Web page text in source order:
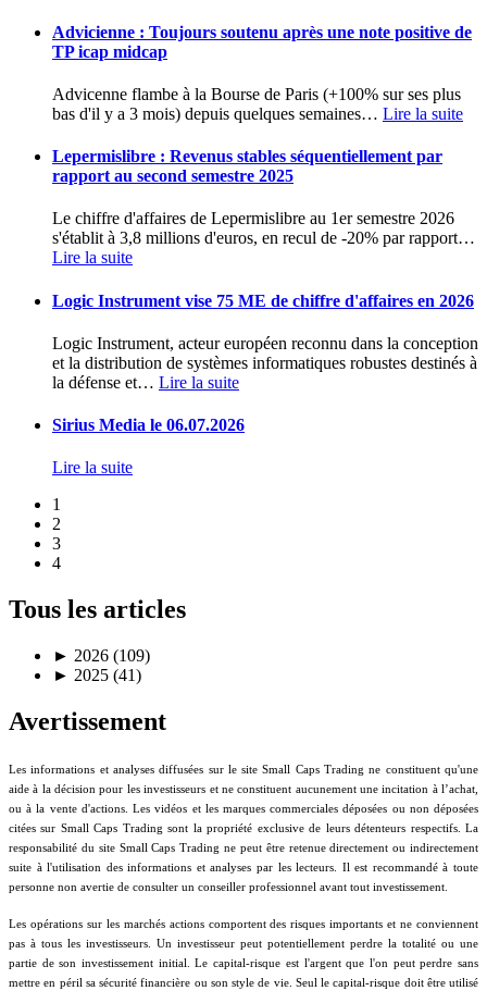
Advicienne : Toujours soutenu après une note positive de
TP icap midcap
Advicenne flambe à la Bourse de Paris (+100% sur ses plus
bas d'il y a 3 mois) depuis quelques semaines… Lire la suite
Lepermislibre : Revenus stables séquentiellement par
rapport au second semestre 2025
Le chiffre d'affaires de Lepermislibre au 1er semestre 2026
s'établit à 3,8 millions d'euros, en recul de -20% par rapport…
Lire la suite
Logic Instrument vise 75 ME de chiffre d'affaires en 2026
Logic Instrument, acteur européen reconnu dans la conception
et la distribution de systèmes informatiques robustes destinés à
la défense et… Lire la suite
Sirius Media le 06.07.2026
Lire la suite
1
2
3
4
Tous les articles
► 2026 (109)
► 2025 (41)
Avertissement
Les informations et analyses diffusées sur le site Small Caps Trading ne constituent qu'une
aide à la décision pour les investisseurs et ne constituent aucunement une incitation à l’achat,
ou à la vente d'actions. Les vidéos et les marques commerciales déposées ou non déposées
citées sur Small Caps Trading sont la propriété exclusive de leurs détenteurs respectifs. La
responsabilité du site Small Caps Trading ne peut être retenue directement ou indirectement
suite à l'utilisation des informations et analyses par les lecteurs. Il est recommandé à toute
personne non avertie de consulter un conseiller professionnel avant tout investissement.
Les opérations sur les marchés actions comportent des risques importants et ne conviennent
pas à tous les investisseurs. Un investisseur peut potentiellement perdre la totalité ou une
partie de son investissement initial. Le capital-risque est l'argent que l'on peut perdre sans
mettre en péril sa sécurité financière ou son style de vie. Seul le capital-risque doit être utilisé